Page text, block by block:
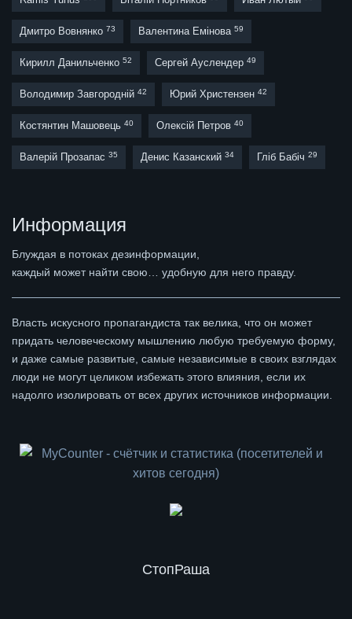
Дмитро Вовнянко 73 Валентина Емінова 59
Кирилл Данильченко 52 Сергей Ауслендер 49
Володимир Завгородній 42 Юрий Христензен 42
Костянтин Машовець 40 Олексій Петров 40
Валерій Прозапас 35 Денис Казанский 34 Гліб Бабіч 29
Информация
Блуждая в потоках дезинформации,
каждый может найти свою… удобную для него правду.
Власть искусного пропагандиста так велика, что он может
придать человеческому мышлению любую требуемую форму,
и даже самые развитые, самые независимые в своих взглядах
люди не могут целиком избежать этого влияния, если их
надолго изолировать от всех других источников информации.
СтопРаша